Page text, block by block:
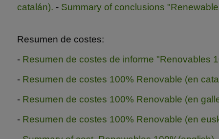
catalán). - Summary of conclusions
Resumen de costes:
- Resumen de costes de informe "Renovables
- Resumen de costes 100% Renovable (en
- Resumen de costes 100% Renovable (en
- Resumen de costes 100% Renovable (en